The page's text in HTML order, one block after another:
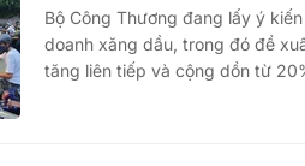
Bộ Công Thương đang lấy ý
doanh xăng dầu, trong đó đề
tăng liên tiếp và cộng dồn từ